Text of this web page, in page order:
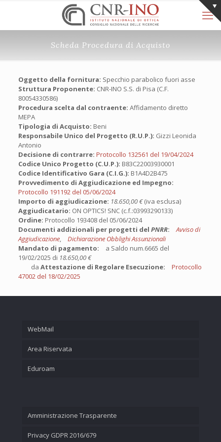
Scheda Procedura di Acquisto
Oggetto della fornitura: Specchio parabolico fuori asse
Struttura Proponente: CNR-INO S.S. di Pisa (C.F.
80054330586)
Procedura scelta dal contraente: Affidamento diretto
MEPA
Tipologia di Acquisto: Beni
Responsabile Unico del Progetto (R.U.P.): Gizzi Leonida
Antonio
Decisione di contrarre: Protocollo 132561 del 19/04/2024
Codice Unico Progetto (C.U.P.): B83C22003930001
Codice Identificativo Gara (C.I.G.): B1A4D2B475
Provvedimento di Aggiudicazione ed Impegno:
Protocollo 191192 del 05/06/2024
Importo di aggiudicazione: 18.650,00 €(iva esclusa)
Aggiudicatario: ON OPTICS! SNC (c.f.:03993290133)
Ordine: Protocollo 193408 del 05/06/2024
Documenti addizionali per progetti del PNRR:
Avviso di
Aggiudicazione, Dichiarazione Obblighi Assunzionali
Mandato di pagamento: a Saldo num.6665 del
19/02/2025 di 18.650,00 €
da Attestazione di Regolare Esecuzione:
Protocollo
47002 del 18/02/2025
WebMail
Area Riservata
Eduroam
Amministrazione Trasparente
Privacy GDPR 2016/679